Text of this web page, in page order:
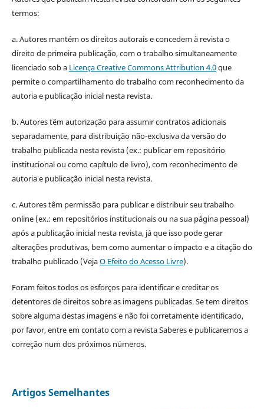
termos:
a. Autores mantém os direitos autorais e concedem à revista o
direito de primeira publicação, com o trabalho simultaneamente
licenciado sob a Licença Creative Commons Attribution 4.0que
permite o compartilhamento do trabalho com reconhecimento da
autoria e publicação inicial nesta revista.
b. Autores têm autorização para assumir contratos adicionais
separadamente, para distribuição não-exclusiva da versão do
trabalho publicada nesta revista (ex.: publicar em repositório
institucional ou como capítulo de livro), com reconhecimento de
autoria e publicação inicial nesta revista.
c. Autores têm permissão para publicar e distribuir seu trabalho
online (ex.: em repositórios institucionais ou na sua página pessoal)
após a publicação inicial nesta revista, já que isso pode gerar
alterações produtivas, bem como aumentar o impacto e a citação do
trabalho publicado (VejaO Efeito do Acesso Livre).
Foram feitos todos os esforços para identificar e creditar os
detentores de direitos sobre as imagens publicadas. Se tem direitos
sobre alguma destas imagens e não foi corretamente identificado,
por favor, entre em contato com a revista Saberes e publicaremos a
correção num dos próximos números.
Artigos Semelhantes